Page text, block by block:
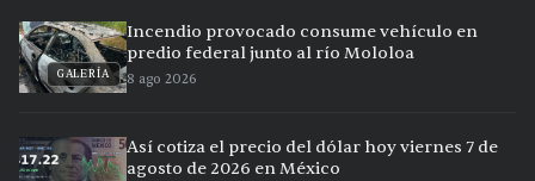
GALERÍA
Incendio provocado consume vehículo en
predio federal junto al río Mololoa
8 ago 2026
Así cotiza el precio del dólar hoy viernes 7 de
agosto de 2026 en México